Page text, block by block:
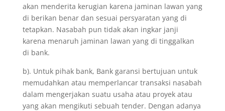
akan menderita kerugian karena jaminan lawan yang
di berikan benar dan sesuai persyaratan yang di
tetapkan. Nasabah pun tidak akan ingkar janji
karena menaruh jaminan lawan yang di tinggalkan
di bank.
b). Untuk pihak bank, Bank garansi bertujuan untuk
memudahkan atau memperlancar transaksi nasabah
dalam mengerjakan suatu usaha atau proyek atau
yang akan mengikuti sebuah tender. Dengan adanya